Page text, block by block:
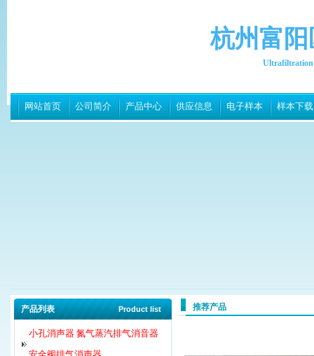
杭州富
Ultrafiltration
网站首页 公司简介 产品中心 供应信息 电子样本 样本下载
Product list
产品列表
小孔消声器 氮气蒸汽排气消音器
推荐产品